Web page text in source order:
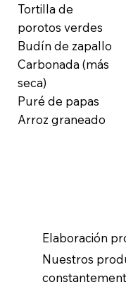
Tortilla de
porotos verdes
Budín de zapallo
Carbonada (más
seca)
Puré de papas
Arroz graneado
Elaboración
Nuestros